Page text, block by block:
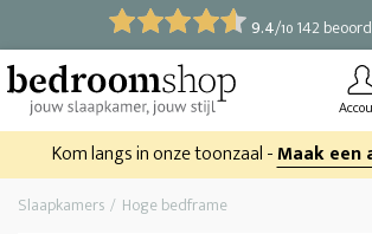
9.4/10 142
Kom langs in onze toonzaal -Maak een
Slaapkamers Hoge bedframe